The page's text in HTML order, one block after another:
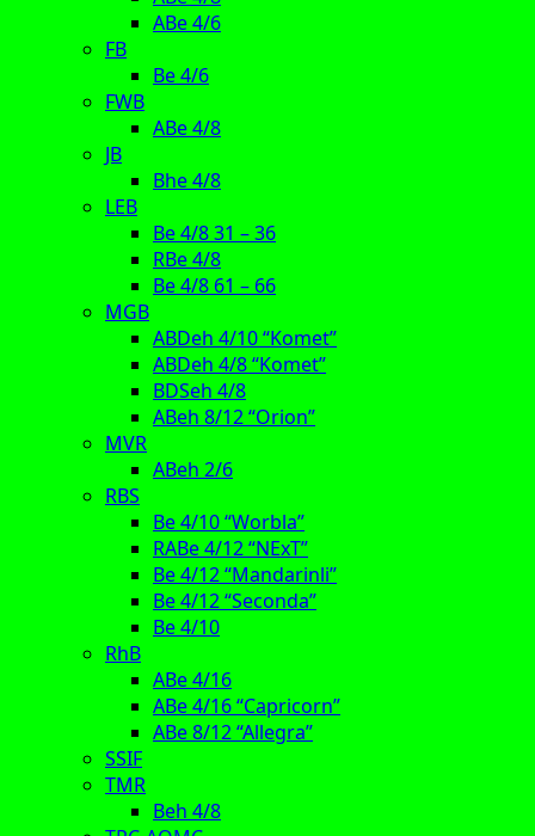
ABe 4/6
FB
Be 4/6
FWB
ABe 4/8
JB
Bhe 4/8
LEB
Be 4/8 31 – 36
RBe 4/8
Be 4/8 61 – 66
MGB
ABDeh 4/10 “Komet”
ABDeh 4/8 “Komet”
BDSeh 4/8
ABeh 8/12 “Orion”
MVR
ABeh 2/6
RBS
Be 4/10 “Worbla”
RABe 4/12 “NExT”
Be 4/12 “Mandarinli”
Be 4/12 “Seconda”
Be 4/10
RhB
ABe 4/16
ABe 4/16 “Capricorn”
ABe 8/12 “Allegra”
SSIF
TMR
Beh 4/8